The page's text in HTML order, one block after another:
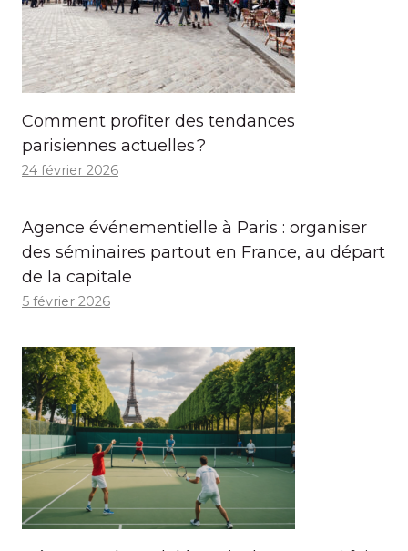
Comment profiter des tendances
parisiennes actuelles ?
24 février 2026
Agence événementielle à Paris : organiser
des séminaires partout en France, au départ
de la capitale
5 février 2026